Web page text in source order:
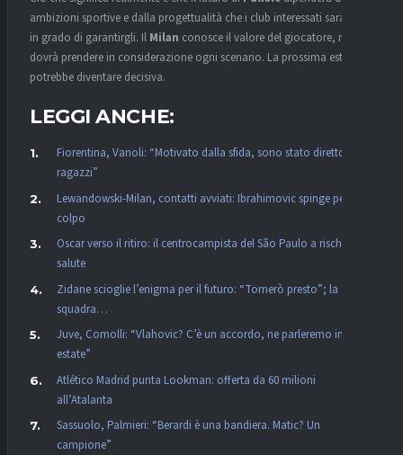
ambizioni sportive e dalla progettualità che i club interessati saranno
in grado di garantirgli. Il Milan conosce il valore del giocatore, ma
dovrà prendere in considerazione ogni scenario. La prossima estate
potrebbe diventare decisiva.
LEGGI ANCHE:
Fiorentina, Vanoli: “Motivato dalla sfida, sono stato diretto con i
ragazzi”
Lewandowski-Milan, contatti avviati: Ibrahimovic spinge per il
colpo
Oscar verso il ritiro: il centrocampista del São Paulo a rischio
salute
Zidane scioglie l’enigma per il futuro: “Tornerò presto”; la
squadra…
Juve, Comolli: “Vlahovic? C’è un accordo, ne parleremo in
estate”
Atlético Madrid punta Lookman: offerta da 60 milioni
all’Atalanta
Sassuolo, Palmieri: “Berardi è una bandiera. Matic? Un
campione”